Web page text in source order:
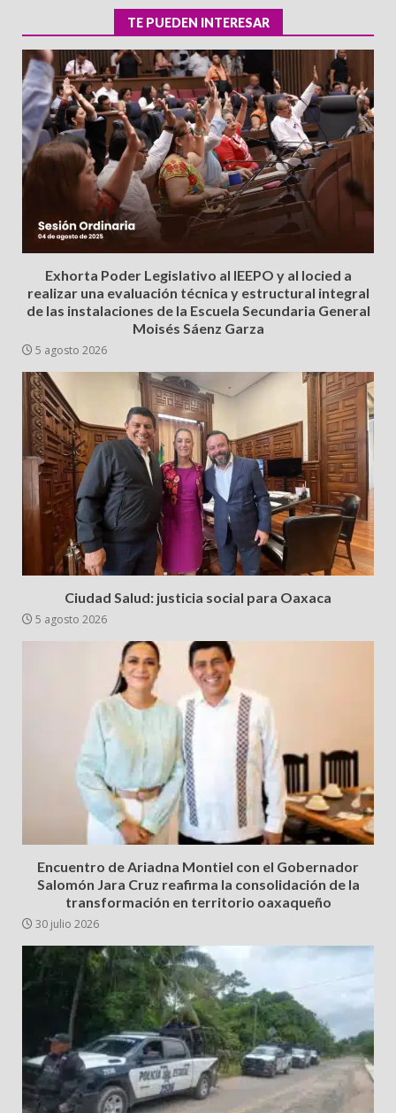
TE PUEDEN INTERESAR
Exhorta Poder Legislativo al IEEPO y al Iocied a
realizar una evaluación técnica y estructural integral
de las instalaciones de la Escuela Secundaria General
Moisés Sáenz Garza
5 agosto 2026
Ciudad Salud: justicia social para Oaxaca
5 agosto 2026
Encuentro de Ariadna Montiel con el Gobernador
Salomón Jara Cruz reafirma la consolidación de la
transformación en territorio oaxaqueño
30 julio 2026